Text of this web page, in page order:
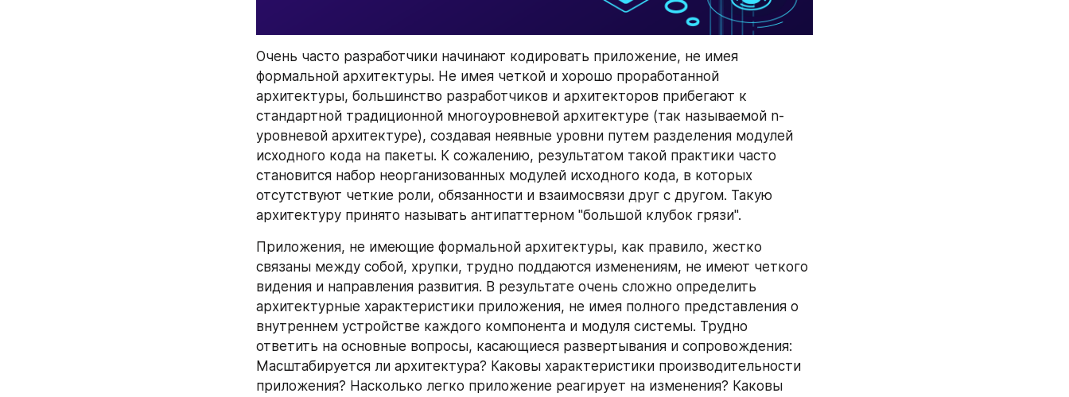
Очень часто разработчики начинают кодировать приложение, не имея
формальной архитектуры. Не имея четкой и хорошо проработанной
архитектуры, большинство разработчиков и архитекторов прибегают к
стандартной традиционной многоуровневой архитектуре (так называемой n-
уровневой архитектуре), создавая неявные уровни путем разделения модулей
исходного кода на пакеты. К сожалению, результатом такой практики часто
становится набор неорганизованных модулей исходного кода, в которых
отсутствуют четкие роли, обязанности и взаимосвязи друг с другом. Такую
архитектуру принято называть антипаттерном "большой клубок грязи".
Приложения, не имеющие формальной архитектуры, как правило, жестко
связаны между собой, хрупки, трудно поддаются изменениям, не имеют четкого
видения и направления развития. В результате очень сложно определить
архитектурные характеристики приложения, не имея полного представления о
внутреннем устройстве каждого компонента и модуля системы. Трудно
ответить на основные вопросы, касающиеся развертывания и сопровождения:
Масштабируется ли архитектура? Каковы характеристики производительности
приложения? Насколько легко приложение реагирует на изменения? Каковы